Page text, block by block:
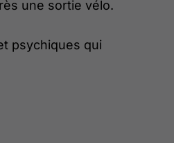
une sortie vélo.
psychiques qui